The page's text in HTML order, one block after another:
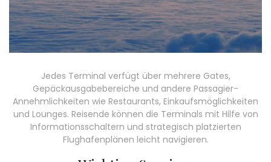
Jedes Terminal verfügt über mehrere Gates,
Gepäckausgabebereiche und andere Passagier-
Annehmlichkeiten wie Restaurants, Einkaufsmöglichkeiten
und Lounges. Reisende können die Terminals mit Hilfe von
Informationsschaltern und strategisch platzierten
Flughafenplänen leicht navigieren.